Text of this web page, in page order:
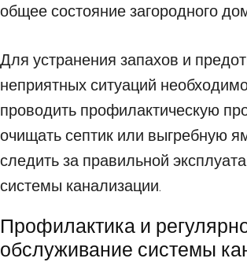
общее состояние загородного
Для устранения запахов и
неприятных ситуаций
проводить профилактическую
очищать септик или выгребную
следить за правильной
системы канализации.
Профилактика и
обслуживание системы